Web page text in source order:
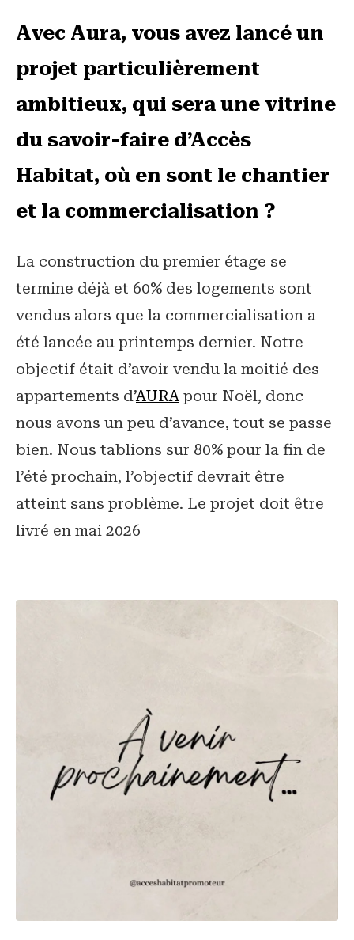
Avec Aura, vous avez lancé un
projet particulièrement
ambitieux, qui sera une vitrine
du savoir-faire d’Accès
Habitat, où en sont le chantier
et la commercialisation ?
La construction du premier étage se
termine déjà et 60% des logements sont
vendus alors que la commercialisation a
été lancée au printemps dernier. Notre
objectif était d’avoir vendu la moitié des
appartements d’AURA pour Noël, donc
nous avons un peu d’avance, tout se passe
bien. Nous tablions sur 80% pour la fin de
l’été prochain, l’objectif devrait être
atteint sans problème. Le projet doit être
livré en mai 2026